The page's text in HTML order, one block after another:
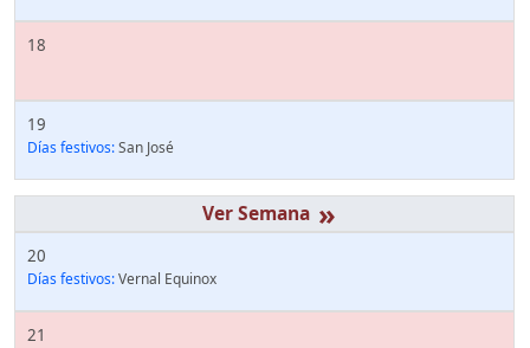
18
19
Días festivos:San José
»
20
Días festivos:Vernal Equinox
21